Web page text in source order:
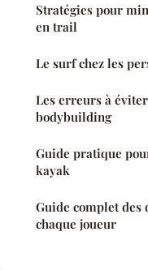
Stratégies pour
en trail
Le surf chez les
Les erreurs à
bodybuilding
Guide pratique
kayak
Guide complet des
chaque joueur